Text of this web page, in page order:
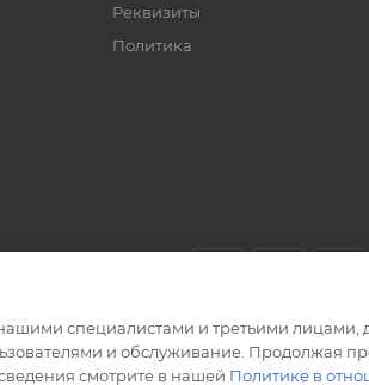
Реквизиты
Политика
специалистами и третьими лицами,
и обслуживание. Продолжая
смотрите в нашей Политике в